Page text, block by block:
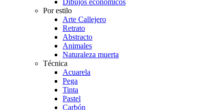
Por estilo
Arte Callejero
Retrato
Abstracto
Animales
Naturaleza muerta
Técnica
Acuarela
Pega
Tinta
Pastel
Carbón